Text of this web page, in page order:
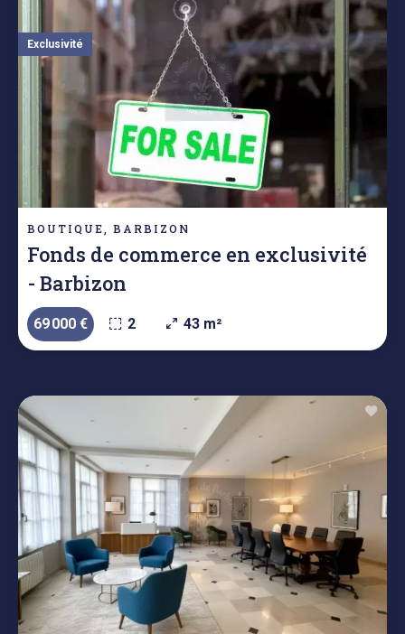
BOUTIQUE, BARBIZON
Fonds de commerce en exclusivité
- Barbizon
69 000 € 2 43 m²
Exclusivité